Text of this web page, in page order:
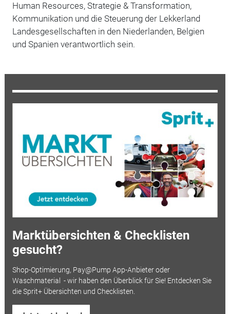
Human Resources, Strategie & Transformation,
Kommunikation und die Steuerung der Lekkerland
Landesgesellschaften in den Niederlanden, Belgien
und Spanien verantwortlich sein.
Marktübersichten & Checklisten
gesucht?
Shop-Optimierung, Pay@Pump App-Anbieter oder
Waschmaterial - wir haben den Überblick für Sie! Entdecken Sie
die Sprit+ Übersichten und Checklisten.